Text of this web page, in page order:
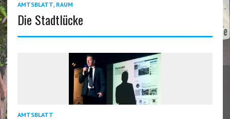
AMTSBLATT, RAUM
Die Stadtlücke
AMTSBLATT